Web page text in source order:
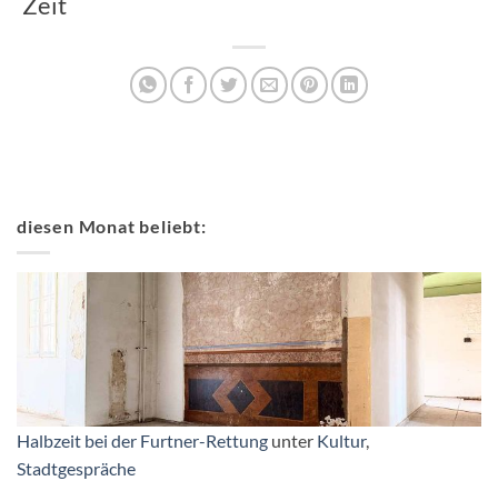
diesen Monat beliebt:
Halbzeit bei der Furtner-Rettung unter Kultur,
Stadtgespräche